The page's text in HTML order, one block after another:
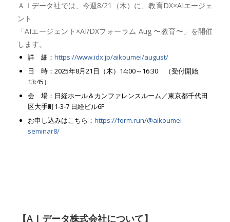
ＡＩデータ社では、今週8/21（木）に、教育DX×AIエージェ
ント
「AIエージェント×AI/DXフォーラム Aug 〜教育〜」を開催
します。
詳 細： https://www.idx.jp/aikoumei/august/
日 時：2025年8月21日（木）14:00～16:30 （受付開始
13:45）
会 場：日経ホール＆カンファレンスルーム／東京都千代田
区大手町1-3-7 日経ビル6F
お申し込みはこちら： https://form.run/@aikoumei-
seminar8/
【AＩデータ株式会社について】